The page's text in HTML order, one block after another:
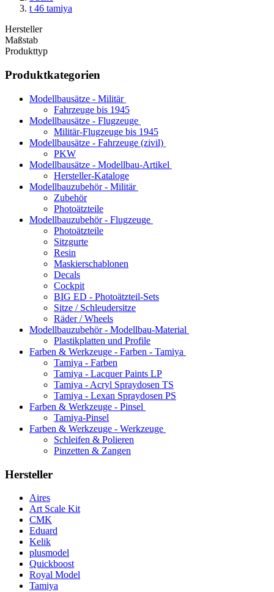
t 46 tamiya
Hersteller
Maßstab
Produkttyp
Produktkategorien
Modellbausätze - Militär
Fahrzeuge bis 1945
Modellbausätze - Flugzeuge
Militär-Flugzeuge bis 1945
Modellbausätze - Fahrzeuge (zivil)
PKW
Modellbausätze - Modellbau-Artikel
Hersteller-Kataloge
Modellbauzubehör - Militär
Zubehör
Photoätzteile
Modellbauzubehör - Flugzeuge
Photoätzteile
Sitzgurte
Resin
Maskierschablonen
Decals
Cockpit
BIG ED - Photoätzteil-Sets
Sitze / Schleudersitze
Räder / Wheels
Modellbauzubehör - Modellbau-Material
Plastikplatten und Profile
Farben & Werkzeuge - Farben - Tamiya
Tamiya - Farben
Tamiya - Lacquer Paints LP
Tamiya - Acryl Spraydosen TS
Tamiya - Lexan Spraydosen PS
Farben & Werkzeuge - Pinsel
Tamiya-Pinsel
Farben & Werkzeuge - Werkzeuge
Schleifen & Polieren
Pinzetten & Zangen
Hersteller
Aires
Art Scale Kit
CMK
Eduard
Kelik
plusmodel
Quickboost
Royal Model
Tamiya